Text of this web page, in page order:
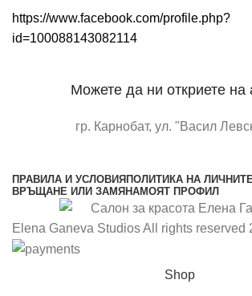
https://www.facebook.com/profile.php?
id=100088143082114
Можете да ни откриете на
гр. Карнобат, ул. "Васил
ПРАВИЛА И УСЛОВИЯ ПОЛИТИКА НА
ВРЪЩАНЕ ИЛИ ЗАМЯНАМОЯТ ПРОФИЛ
Elena Ganeva Studios All rights reserved
Shop